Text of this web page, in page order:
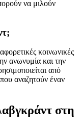
να μιλούν
κοινωνικές
ανωνυμία και την
από
αναζητούν έναν
στη